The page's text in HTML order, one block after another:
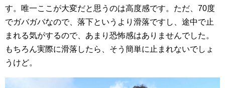
す。唯一ここが大変だと思うのは高度感です。ただ、70度
でガバガバなので、落下というより滑落ですし、途中で止
まれる気がするので、あまり恐怖感はありませんでした。
もちろん実際に滑落したら、そう簡単に止まれないでしょ
うけど。